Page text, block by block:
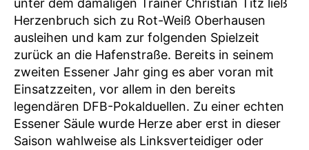
unter dem damaligen Trainer Christian Titz ließ
Herzenbruch sich zu Rot-Weiß Oberhausen
ausleihen und kam zur folgenden Spielzeit
zurück an die Hafenstraße. Bereits in seinem
zweiten Essener Jahr ging es aber voran mit
Einsatzzeiten, vor allem in den bereits
legendären DFB-Pokalduellen. Zu einer echten
Essener Säule wurde Herze aber erst in dieser
Saison wahlweise als Linksverteidiger oder